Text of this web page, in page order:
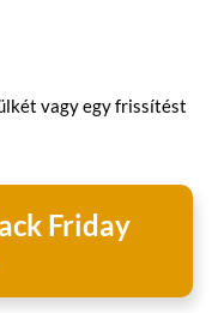
vagy egy frissítést
Friday